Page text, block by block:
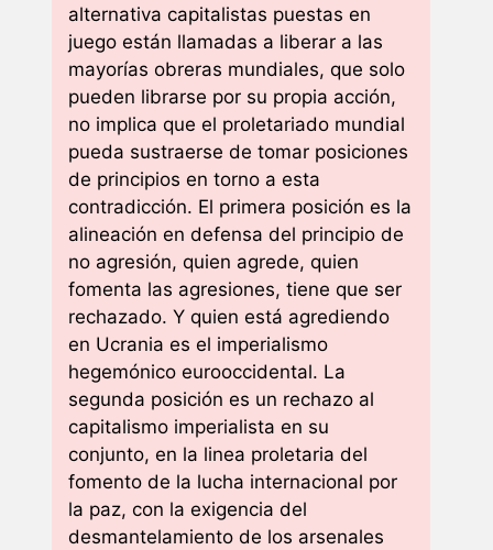
alternativa capitalistas puestas en
juego están llamadas a liberar a las
mayorías obreras mundiales, que solo
pueden librarse por su propia acción,
no implica que el proletariado mundial
pueda sustraerse de tomar posiciones
de principios en torno a esta
contradicción. El primera posición es la
alineación en defensa del principio de
no agresión, quien agrede, quien
fomenta las agresiones, tiene que ser
rechazado. Y quien está agrediendo
en Ucrania es el imperialismo
hegemónico eurooccidental. La
segunda posición es un rechazo al
capitalismo imperialista en su
conjunto, en la linea proletaria del
fomento de la lucha internacional por
la paz, con la exigencia del
desmantelamiento de los arsenales